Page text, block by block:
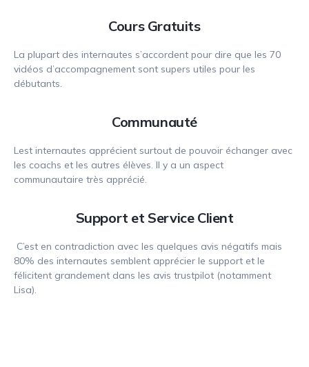
Cours Gratuits
La plupart des internautes s’accordent pour dire que les 70
vidéos d’accompagnement sont supers utiles pour les
débutants.
Communauté
Lest internautes apprécient surtout de pouvoir échanger avec
les coachs et les autres élèves. Il y a un aspect
communautaire très apprécié.
Support et Service Client
C’est en contradiction avec les quelques avis négatifs mais
80% des internautes semblent apprécier le support et le
félicitent grandement dans les avis trustpilot (notamment
Lisa).